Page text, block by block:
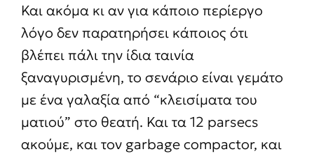
Και ακόμα κι αν για κάποιο περίεργο
λόγο δεν παρατηρήσει κάποιος ότι
βλέπει πάλι την ίδια ταινία
ξαναγυρισμένη, το σενάριο είναι γεμάτο
με ένα γαλαξία από “κλεισίματα του
ματιού” στο θεατή. Και τα 12 parsecs
ακούμε, και τον garbage compactor, και